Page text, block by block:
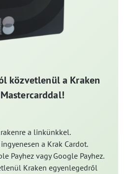
közvetlenül a Kraken
a linkünkkel.
a Krak Cardot.
Payhez vagy Google Payhez.
Kraken egyenlegedről